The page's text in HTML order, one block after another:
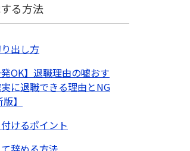
る方法
出し方
発OK】退職理由の嘘おす
に退職できる理由とNG
】
けるポイント